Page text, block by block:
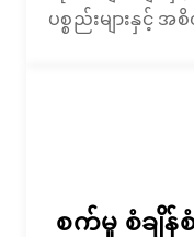
ပစ္စည်းများနှင့် အ
စက်မှု စံချိန်